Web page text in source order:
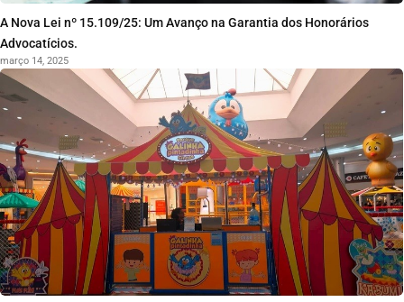
A Nova Lei nº 15.109/25: Um Avanço na Garantia dos Honorários
Advocatícios.
março 14, 2025